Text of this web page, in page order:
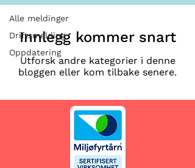
Alle meldinger
Driftsmelding
Oppdatering
Innlegg kommer snart
Utforsk andre kategorier i denne
bloggen eller kom tilbake senere.